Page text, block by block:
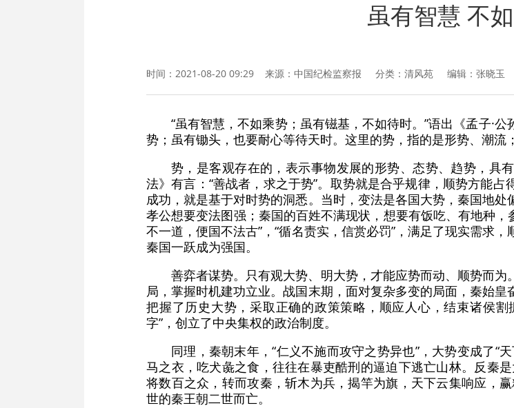
虽有智慧 不
时间：2021-08-20 09:29 来源： 中国纪检监察报 分类：清风苑 编辑：张晓玉
“虽有智慧，不如乘势；虽有镃基，不如待时。”语出《孟子·
势；虽有锄头，也要耐心等待天时。这里的势，指的是形势、潮流
势，是客观存在的，表示事物发展的形势、态势、趋势，具
法》有言：“善战者，求之于势”。取势就是合乎规律，顺势方能
成功，就是基于对时势的洞悉。当时，变法是各国大势，秦国地
孝公想要变法图强；秦国的百姓不满现状，想要有饭吃、有地种
不一道，便国不法古”，“循名责实，信赏必罚”，满足了现实需求
秦国一跃成为强国。
善弈者谋势。只有观大势、明大势，才能应势而动、顺势而
局，掌握时机建功立业。战国末期，面对复杂多变的局面，秦始
把握了历史大势，采取正确的政策策略，顺应人心，结束诸侯割
字”，创立了中央集权的政治制度。
同理，秦朝末年，“仁义不施而攻守之势异也”，大势变成了“
马之衣，吃犬彘之食，往往在暴吏酷刑的逼迫下逃亡山林。反秦
将数百之众，转而攻秦，斩木为兵，揭竿为旗，天下云集响应，
世的秦王朝二世而亡。